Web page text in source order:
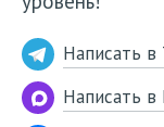
Написать в
Написать в